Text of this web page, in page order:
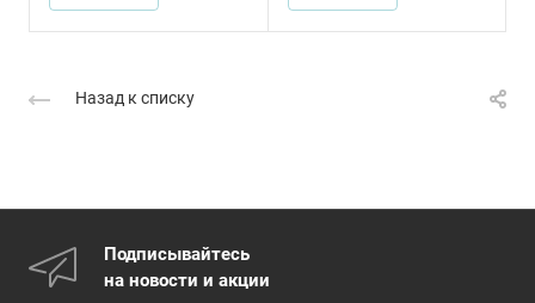
Назад к списку
Подписывайтесь
на новости и акции